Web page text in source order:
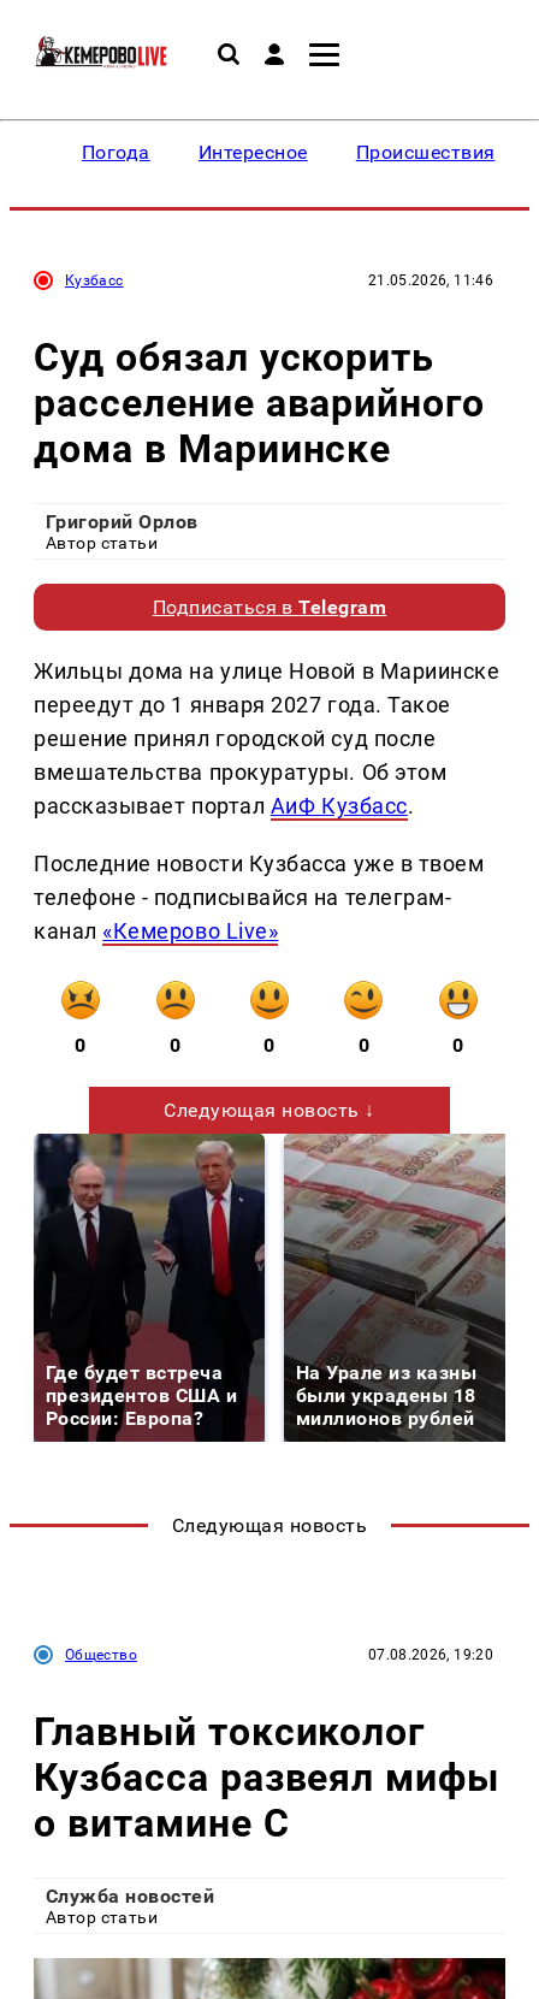
Погода Интересное Происшествия
Кузбасс 21.05.2026, 11:46
Суд обязал ускорить
расселение аварийного
дома в Мариинске
Григорий Орлов
Автор статьи
Подписаться вTelegram
Жильцы дома на улице Новой в Мариинске
переедут до 1 января 2027 года. Такое
решение принял городской суд после
вмешательства прокуратуры. Об этом
рассказывает портал АиФ Кузбасс.
Последние новости Кузбасса уже в твоем
телефоне - подписывайся на телеграм-
канал «Кемерово Live»
0 0 0 0 0
Следующая новость ↓
Где будет встреча
президентов США и
России: Европа?
На Урале из казны
были украдены 18
миллионов рублей
Следующая новость
Общество 07.08.2026, 19:20
Главный токсиколог
Кузбасса развеял мифы
о витамине С
Служба новостей
Автор статьи